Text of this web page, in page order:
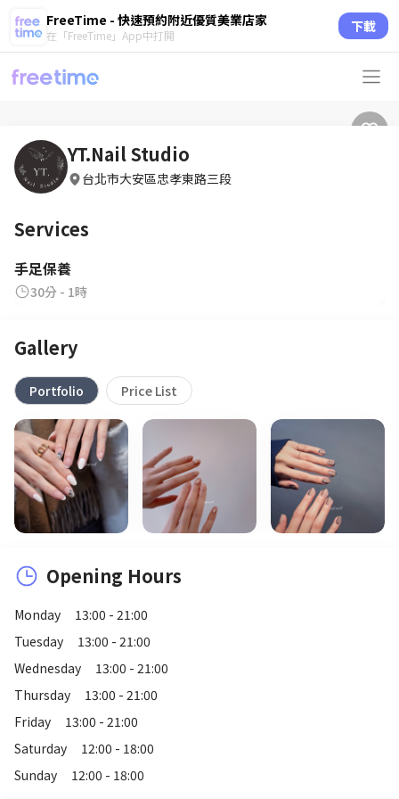
FreeTime - 快速預約附近優質美業店家
在「FreeTime」App中打開 下載
YT.Nail Studio
台北市大安區忠孝東路三段
Services
手足保養
30分 - 1時
Gallery
Portfolio Price List
Opening Hours
Monday
13:00 - 21:00
Tuesday
13:00 - 21:00
Wednesday
13:00 - 21:00
Thursday
13:00 - 21:00
Friday
13:00 - 21:00
Saturday
12:00 - 18:00
Sunday
12:00 - 18:00